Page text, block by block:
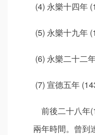
(4) 永樂十四年
(5) 永樂十九年
(6) 永樂二十二
(7) 宣德五年
前後二十八年
兩年時間。曾到